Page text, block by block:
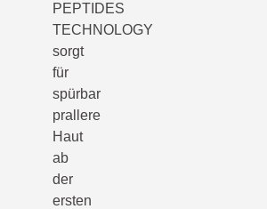
PEPTIDES
TECHNOLOGY
sorgt
für
spürbar
prallere
Haut
ab
der
ersten